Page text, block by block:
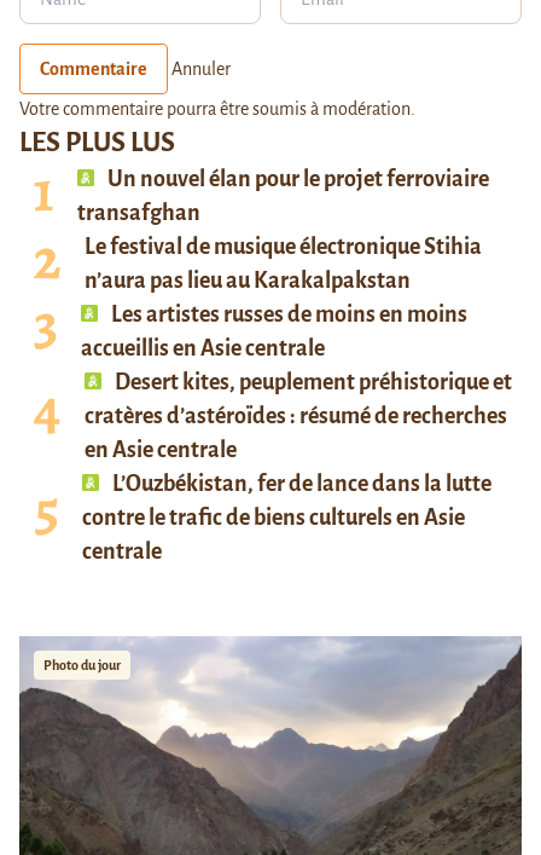
LES PLUS LUS
Un nouvel élan pour le projet ferroviaire
transafghan
Le festival de musique électronique Stihia
n’aura pas lieu au Karakalpakstan
Les artistes russes de moins en moins
accueillis en Asie centrale
Desert kites, peuplement préhistorique et
cratères d’astéroïdes : résumé de recherches
en Asie centrale
L’Ouzbékistan, fer de lance dans la lutte
contre le trafic de biens culturels en Asie
centrale
Photo du jour
Commentaire Annuler
Votre commentaire pourra être soumis à modération.